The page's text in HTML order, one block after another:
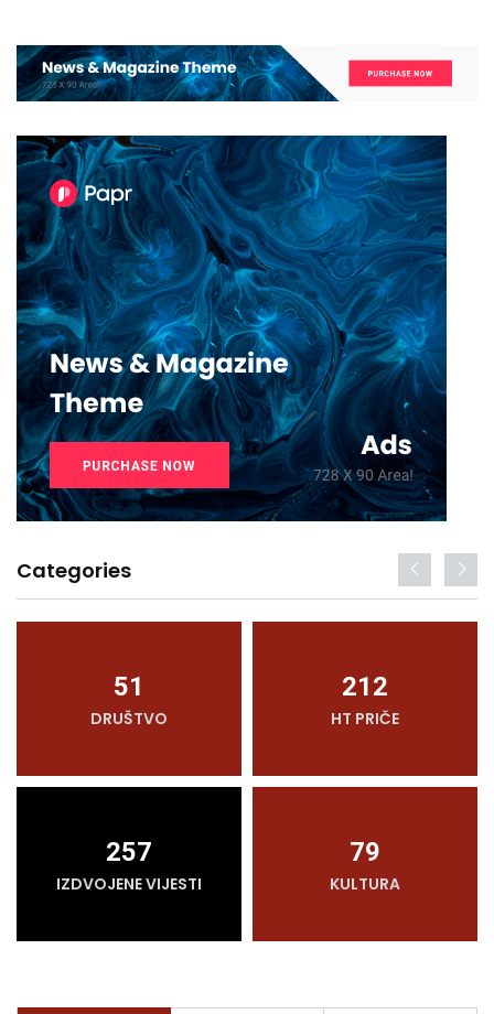
Categories
51
DRUŠTVO
212
HT PRIČE
257
IZDVOJENE VIJESTI
79
KULTURA